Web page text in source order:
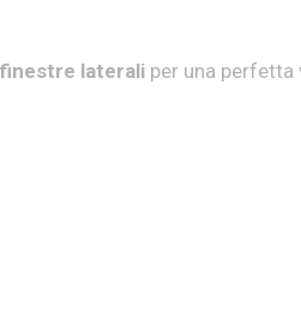
laterali per una